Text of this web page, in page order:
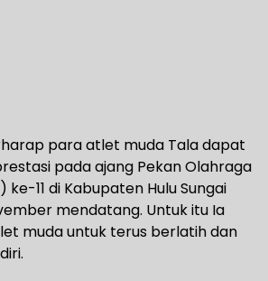
para atlet muda Tala dapat
pada ajang Pekan Olahraga
11 di Kabupaten Hulu Sungai
mendatang. Untuk itu Ia
muda untuk terus berlatih dan